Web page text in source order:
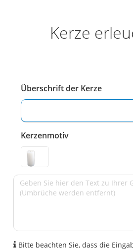
Kerze
Überschrift der Kerze
Kerzenmotiv
Bitte beachten Sie, dass die